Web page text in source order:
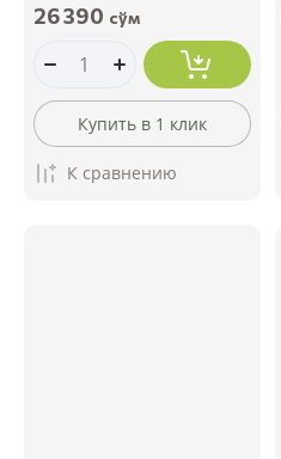
26 390 сўм
Купить в 1 клик
К сравнению